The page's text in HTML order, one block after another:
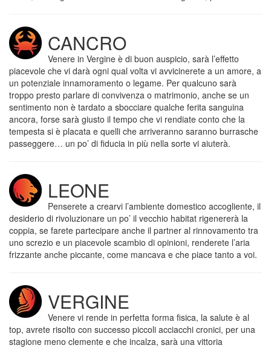
CANCRO
Venere in Vergine è di buon auspicio, sarà l’effetto
piacevole che vi darà ogni qual volta vi avvicinerete a un amore, a
un potenziale innamoramento o legame. Per qualcuno sarà
troppo presto parlare di convivenza o matrimonio, anche se un
sentimento non è tardato a sbocciare qualche ferita sanguina
ancora, forse sarà giusto il tempo che vi rendiate conto che la
tempesta si è placata e quelli che arriveranno saranno burrasche
passeggere… un po’ di fiducia in più nella sorte vi aiuterà.
LEONE
Penserete a crearvi l’ambiente domestico accogliente, il
desiderio di rivoluzionare un po’ il vecchio habitat rigenererà la
coppia, se farete partecipare anche il partner al rinnovamento tra
uno screzio e un piacevole scambio di opinioni, renderete l’aria
frizzante anche piccante, come mancava e che piace tanto a voi.
VERGINE
Venere vi rende in perfetta forma fisica, la salute è al
top, avrete risolto con successo piccoli acciacchi cronici, per una
stagione meno clemente e che incalza, sarà una vittoria